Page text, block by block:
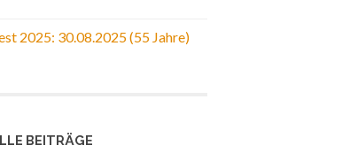
2025: 30.08.2025 (55 Jahre)
BEITRÄGE